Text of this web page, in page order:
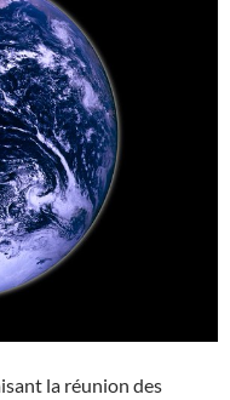
la réunion des